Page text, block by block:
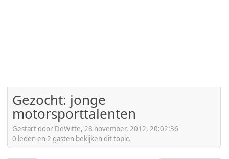
Gezocht: jonge
motorsporttalenten
Gestart door DeWitte, 28 november, 2012, 20:02:36
0 leden en 2 gasten bekijken dit topic.